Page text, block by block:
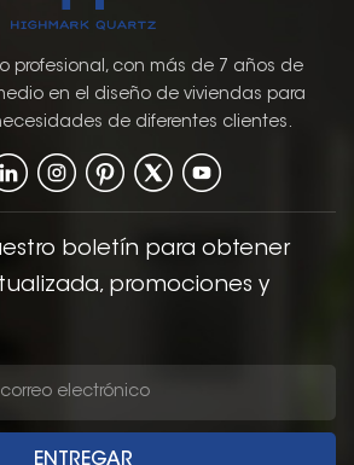
profesional, con más de 7 años de
en el diseño de viviendas para
de diferentes clientes.
boletín para obtener
promociones y